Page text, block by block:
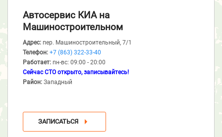
Автосервис КИА на
Машиностроительном
Адрес: пер. Машиностроительный, 7/1
Телефон: +7 (863) 322-33-40
Работает: пн-вс: 09:00 - 20:00
Сейчас СТО открыто, записывайтесь!
Район: Западный
ЗАПИСАТЬСЯ